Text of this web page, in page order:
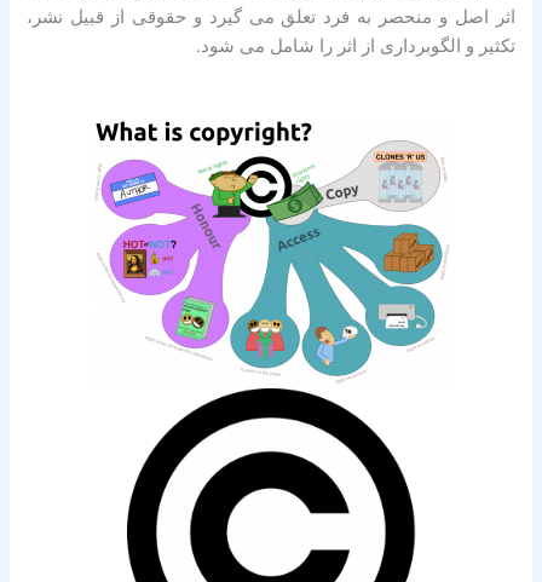
اثر اصل و منحصر به ‌فرد تعلق می‌ گیرد و حقوقی از قبیل نشر،
تکثیر و الگوبرداری از اثر را شامل می شود.